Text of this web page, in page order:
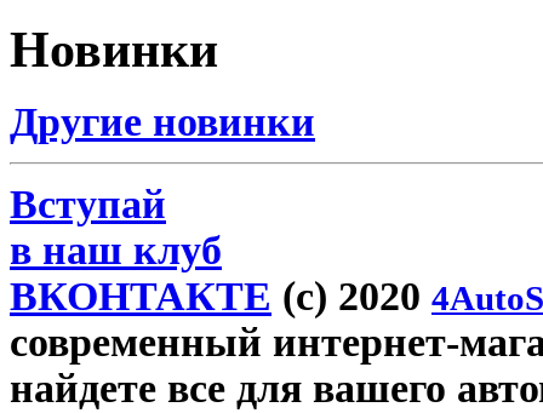
Новинки
Другие новинки
Вступай
в наш клуб
ВКОНТАКТЕ (c) 2020
современный интернет-
найдете все для вашего